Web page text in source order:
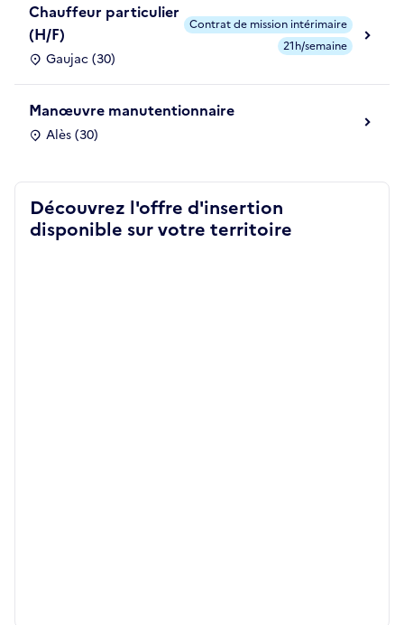
Chauffeur particulier
(H/F)
Gaujac (30)
Contrat de mission intérimaire
21h/semaine
Manœuvre manutentionnaire
Alès (30)
Découvrez l'offre d'insertion
disponible sur votre territoire